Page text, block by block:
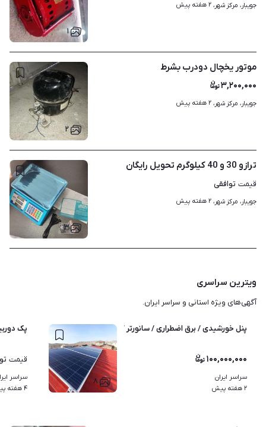
۱
جویبار، مرکز شهر، ۲ هفته پیش
۲
موتور یخچال دودرب بشرط
۳,۲۰۰,۰۰۰
جویبار، مرکز شهر، ۲ هفته پیش
۳
ترازو 30 و 40 کیلوگرم تحویل رایگان
قیمت توافقی
جویبار، مرکز شهر، ۲ هفته پیش
ویترین سراسری
آگهی‌های ویژه استانی و سراسر ایران.
۸
پنل خورشیدی / برق اضطراری / سانورتر / باتری لیتیومی
۱۰۰,۰۰۰,۰۰۰
سراسر ایران
۲ هفته پیش
پک
قیمت
سراسر
۴ هفته پیش